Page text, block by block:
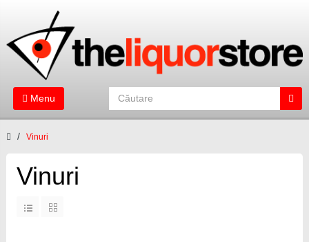
Menu
Vinuri
Vinuri